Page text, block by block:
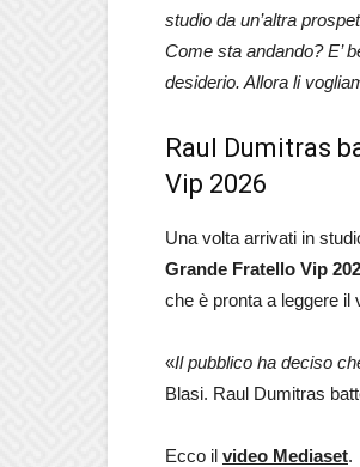
studio da un’altra
Come sta andando? E’
desiderio. Allora li
Raul Dumitras
Vip 2026
Una volta arrivati in
Grande Fratello Vip
che è pronta a leggere il
«Il pubblico ha deciso
Blasi. Raul Dumitras
Ecco il video Mediaset.